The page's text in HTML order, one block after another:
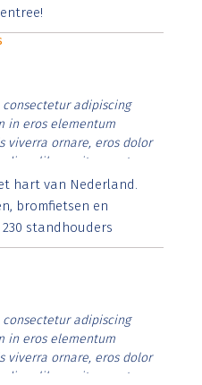
adipiscing
in eros elementum
viverra ornare, eros dolor
diam libero vitae erat.
cursus id rutrum lorem
tristique posuere.
hart van Nederland.
bromfietsen en
standhouders
adipiscing
in eros elementum
viverra ornare, eros dolor
diam libero vitae erat.